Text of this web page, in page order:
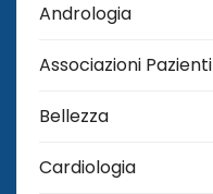
Andrologia
Associazioni Pazienti
Bellezza
Cardiologia